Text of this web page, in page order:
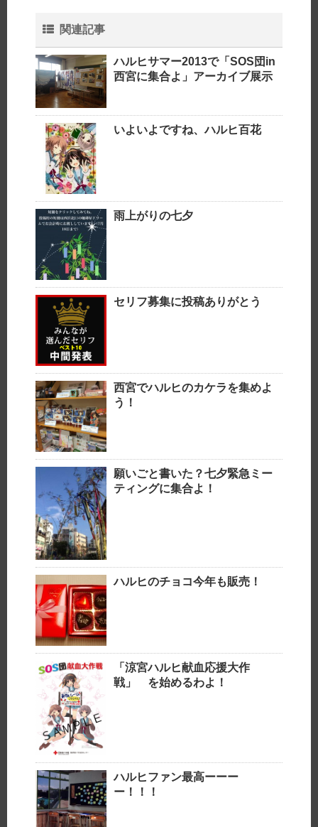
関連記事
ハルヒサマー2013で「SOS団in
西宮に集合よ」アーカイブ展示
いよいよですね、ハルヒ百花
雨上がりの七夕
セリフ募集に投稿ありがとう
西宮でハルヒのカケラを集めよ
う！
願いごと書いた？七夕緊急ミー
ティングに集合よ！
ハルヒのチョコ今年も販売！
「涼宮ハルヒ献血応援大作
戦」 を始めるわよ！
ハルヒファン最高ーーー
ー！！！